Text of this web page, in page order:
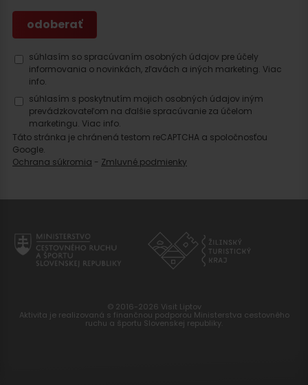
súhlasím so spracúvaním osobných údajov pre účely
informovania o novinkách, zľavách a iných marketing. Viac
info.
súhlasím s poskytnutím mojich osobných údajov iným
prevádzkovateľom na ďalšie spracúvanie za účelom
marketingu. Viac info.
Táto stránka je chránená testom reCAPTCHA a spoločnosťou
Google.
Ochrana súkromia - Zmluvné podmienky
© 2016-2026 Visit Liptov
Aktivita je realizovaná s finančnou podporou Ministerstva cestovného
ruchu a športu Slovenskej republiky.